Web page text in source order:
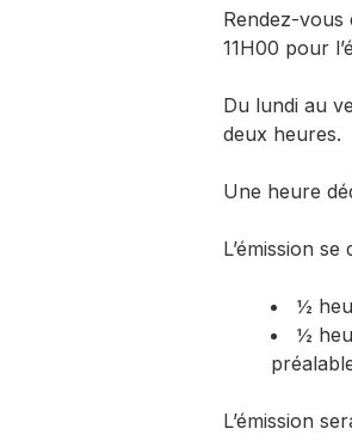
Rendez-vous
11H00 pour
Du lundi au
deux heures.
Une heure
L’émission
½
½
L’émission